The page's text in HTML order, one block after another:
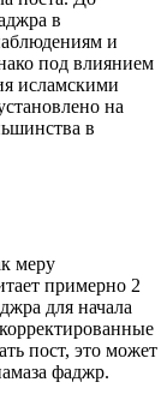
в
и
под влиянием
исламскими
на
в
меру
примерно 2
для начала
пост, это может
фаджр.